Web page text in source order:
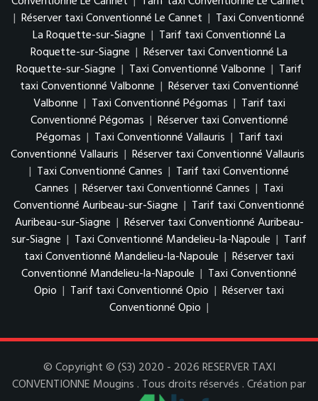
| Réserver taxi Conventionné Le Cannet | Taxi Conventionné
La Roquette-sur-Siagne | Tarif taxi Conventionné La
Roquette-sur-Siagne | Réserver taxi Conventionné La
Roquette-sur-Siagne | Taxi Conventionné Valbonne | Tarif
taxi Conventionné Valbonne | Réserver taxi Conventionné
Valbonne | Taxi Conventionné Pégomas | Tarif taxi
Conventionné Pégomas | Réserver taxi Conventionné
Pégomas | Taxi Conventionné Vallauris | Tarif taxi
Conventionné Vallauris | Réserver taxi Conventionné Vallauris
| Taxi Conventionné Cannes | Tarif taxi Conventionné
Cannes | Réserver taxi Conventionné Cannes | Taxi
Conventionné Auribeau-sur-Siagne | Tarif taxi Conventionné
Auribeau-sur-Siagne | Réserver taxi Conventionné Auribeau-
sur-Siagne | Taxi Conventionné Mandelieu-la-Napoule | Tarif
taxi Conventionné Mandelieu-la-Napoule | Réserver taxi
Conventionné Mandelieu-la-Napoule | Taxi Conventionné
Opio | Tarif taxi Conventionné Opio | Réserver taxi
Conventionné Opio |
© Copyright © (S3) 2020 - 2026 RESERVER TAXI
CONVENTIONNE Mougins . Tous droits réservés . Création par